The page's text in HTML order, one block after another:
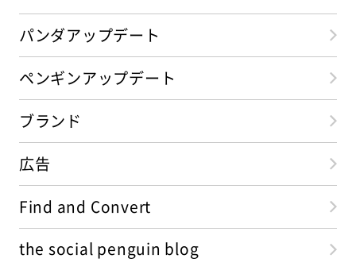
パンダアップデート
ペンギンアップデート
ブランド
広告
Find and Convert
the social penguin blog